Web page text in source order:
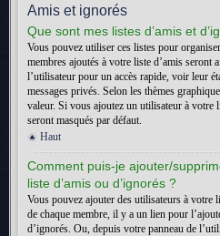
Amis et ignorés
Que sont mes listes d’amis et
Vous pouvez utiliser ces listes pour
membres ajoutés à votre liste d’amis seront
l’utilisateur pour un accès rapide, voir leur
messages privés. Selon les thèmes
valeur. Si vous ajoutez un utilisateur à votre
seront masqués par défaut.
Haut
Comment puis-je ajouter/
liste d’amis ou d’ignorés ?
Vous pouvez ajouter des utilisateurs à votre
de chaque membre, il y a un lien pour
d’ignorés. Ou, depuis votre panneau de